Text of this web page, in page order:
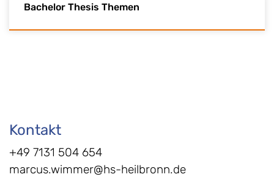
Bachelor Thesis Themen
Kontakt
+49 7131 504 654
marcus.wimmer@hs-heilbronn.de